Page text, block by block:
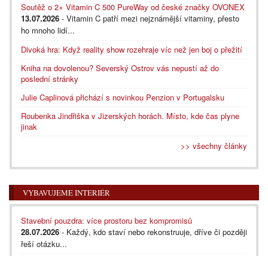
Soutěž o 2× Vitamin C 500 PureWay od české značky OVONEX
13.07.2026 - Vitamin C patří mezi nejznámější vitaminy, přesto
ho mnoho lidí...
Divoká hra: Když reality show rozehraje víc než jen boj o přežití
Kniha na dovolenou? Severský Ostrov vás nepustí až do
poslední stránky
Julie Caplinová přichází s novinkou Penzion v Portugalsku
Roubenka Jindřiška v Jizerských horách. Místo, kde čas plyne
jinak
>> všechny články
VYBAVUJEME INTERIÉR
Stavební pouzdra: více prostoru bez kompromisů
28.07.2026 - Každý, kdo staví nebo rekonstruuje, dříve či později
řeší otázku...